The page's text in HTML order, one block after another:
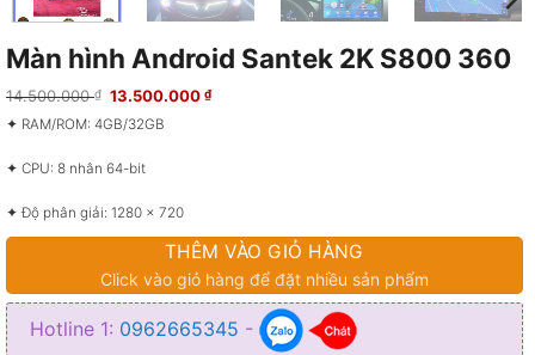
Màn hình Android Santek 2K S800 360
14.500.000₫
Giá
là:
13.500.000 ₫Giá
✦ RAM/ROM: 4GB/32GB
✦ CPU: 8 nhân 64-bit
✦ Độ phân giải: 1280 x 720
✦ Kích thước màn hình: 13 inch
✦ Kết nối WiFi, Bluetooth, Sim 4G
✦ Hệ điều hành Android 10
THÊM VÀO GIỎ HÀNG
Click vào giỏ hàng để đặt nhiều sản phẩm
Hotline 1: 0962665345 -